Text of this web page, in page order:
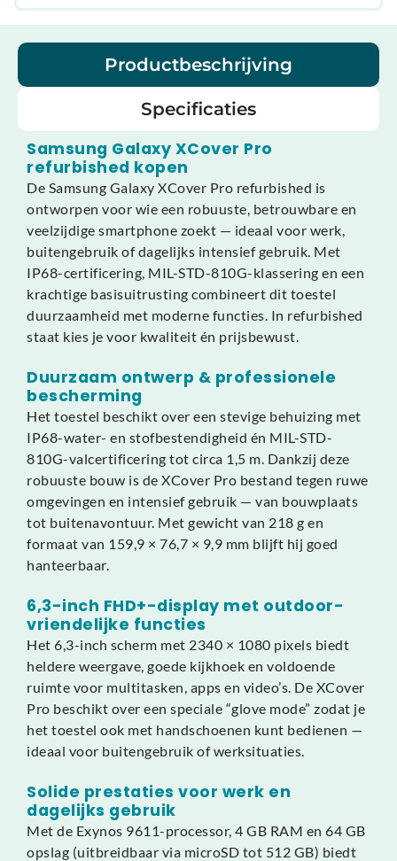
Productbeschrijving
Specificaties
Samsung Galaxy XCover Pro
refurbished kopen
De Samsung Galaxy XCover Pro refurbished is
ontworpen voor wie een robuuste, betrouwbare en
veelzijdige smartphone zoekt — ideaal voor werk,
buitengebruik of dagelijks intensief gebruik. Met
IP68-certificering, MIL-STD-810G-klassering en een
krachtige basisuitrusting combineert dit toestel
duurzaamheid met moderne functies. In refurbished
staat kies je voor kwaliteit én prijsbewust.
Duurzaam ontwerp & professionele
bescherming
Het toestel beschikt over een stevige behuizing met
IP68-water- en stofbestendigheid én MIL-STD-
810G-valcertificering tot circa 1,5 m. Dankzij deze
robuuste bouw is de XCover Pro bestand tegen ruwe
omgevingen en intensief gebruik — van bouwplaats
tot buitenavontuur. Met gewicht van 218 g en
formaat van 159,9 × 76,7 × 9,9 mm blijft hij goed
hanteerbaar.
6,3-inch FHD+-display met outdoor-
vriendelijke functies
Het 6,3-inch scherm met 2340 × 1080 pixels biedt
heldere weergave, goede kijkhoek en voldoende
ruimte voor multitasken, apps en video’s. De XCover
Pro beschikt over een speciale “glove mode” zodat je
het toestel ook met handschoenen kunt bedienen —
ideaal voor buitengebruik of werksituaties.
Solide prestaties voor werk en
dagelijks gebruik
Met de Exynos 9611-processor, 4 GB RAM en 64 GB
opslag (uitbreidbaar via microSD tot 512 GB) biedt